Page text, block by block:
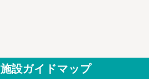
施設ガイドマップ